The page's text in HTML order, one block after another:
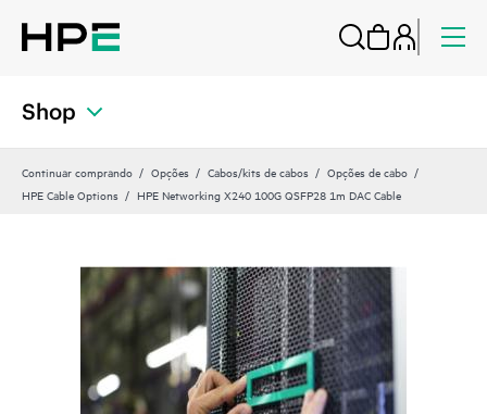
Shop
Continuar comprando Opções Cabos/kits de cabos
Opções de cabo
HPE Cable Options
HPE Networking X240 100G QSFP28 1m DAC Cable